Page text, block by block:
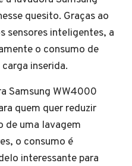
quesito. Graças ao
sensores inteligentes, a
o consumo de
inserida.
Samsung WW4000
quem quer reduzir
de uma lavagem
o consumo é
interessante para